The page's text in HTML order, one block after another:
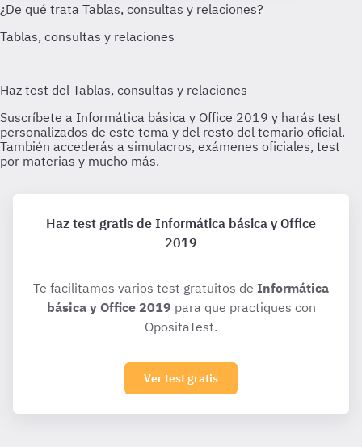
Haz test gratis de Informática básica y Office
2019
Te facilitamos varios test gratuitos de Informática
básica y Office 2019 para que practiques con
OpositaTest.
Ver test gratis